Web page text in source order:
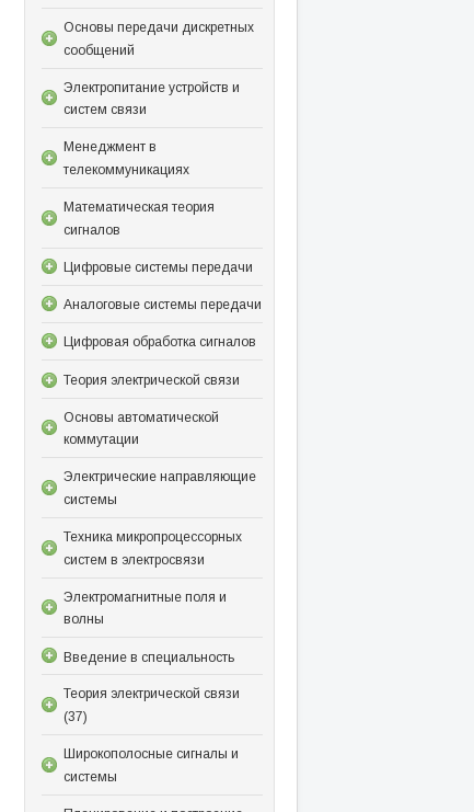
Основы передачи дискретных
сообщений
Электропитание устройств и
систем связи
Менеджмент в
телекоммуникациях
Математическая теория
сигналов
Цифровые системы передачи
Аналоговые системы передачи
Цифровая обработка сигналов
Теория электрической связи
Основы автоматической
коммутации
Электрические направляющие
системы
Техника микропроцессорных
систем в электросвязи
Электромагнитные поля и
волны
Введение в специальность
Теория электрической связи
(37)
Широкополосные сигналы и
системы